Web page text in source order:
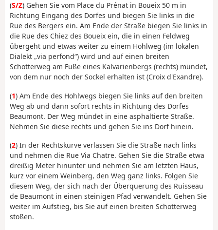
(S/Z) Gehen Sie vom Place du Prénat in Boueix 50 m in
Richtung Eingang des Dorfes und biegen Sie links in die
Rue des Bergers ein. Am Ende der Straße biegen Sie links in
die Rue des Chiez des Boueix ein, die in einen Feldweg
übergeht und etwas weiter zu einem Hohlweg (im lokalen
Dialekt „via perfond“) wird und auf einen breiten
Schotterweg am Fuße eines Kalvarienbergs (rechts) mündet,
von dem nur noch der Sockel erhalten ist (Croix d'Exandre).
(1) Am Ende des Hohlwegs biegen Sie links auf den breiten
Weg ab und dann sofort rechts in Richtung des Dorfes
Beaumont. Der Weg mündet in eine asphaltierte Straße.
Nehmen Sie diese rechts und gehen Sie ins Dorf hinein.
(2) In der Rechtskurve verlassen Sie die Straße nach links
und nehmen die Rue Via Chatre. Gehen Sie die Straße etwa
dreißig Meter hinunter und nehmen Sie am letzten Haus,
kurz vor einem Weinberg, den Weg ganz links. Folgen Sie
diesem Weg, der sich nach der Überquerung des Ruisseau
de Beaumont in einen steinigen Pfad verwandelt. Gehen Sie
weiter im Aufstieg, bis Sie auf einen breiten Schotterweg
stoßen.